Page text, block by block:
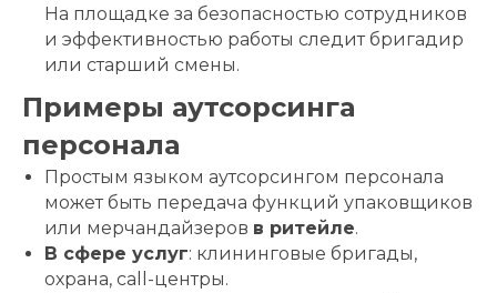
На площадке за безопасностью сотрудников
и эффективностью работы следит бригадир
или старший смены.
Примеры аутсорсинга
персонала
Простым языком аутсорсингом персонала
может быть передача функций упаковщиков
или мерчандайзеров в ритейле.
В сфере услуг: клининговые бригады,
охрана, call-центры.